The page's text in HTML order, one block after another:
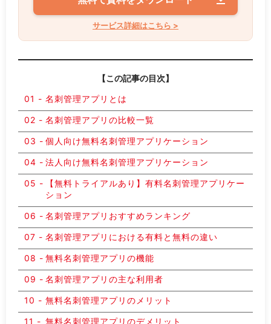
サービス詳細はこちら >
【この記事の目次】
名刺管理アプリとは
名刺管理アプリの比較一覧
個人向け無料名刺管理アプリケーション
法人向け無料名刺管理アプリケーション
【無料トライアルあり】有料名刺管理アプリケー
ション
名刺管理アプリおすすめランキング
名刺管理アプリにおける有料と無料の違い
無料名刺管理アプリの機能
名刺管理アプリの主な利用者
無料名刺管理アプリのメリット
無料名刺管理アプリのデメリット